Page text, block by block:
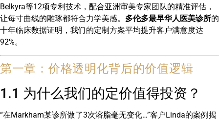
Belkyra等12项专利技术，配合亚洲审美专家团队的精准评估，
让每寸曲线的雕琢都符合力学美感。 多伦多最早华人医美诊所的
十年临床数据证明，我们的定制方案平均提升客户满意度达
92%。
第一章：价格透明化背后的价值逻辑
1.1 为什么我们的定价值得投资？
“在Markham某诊所做了3次溶脂毫无变化…”客户Linda的案例揭